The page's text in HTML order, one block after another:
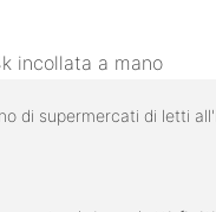
incollata a mano